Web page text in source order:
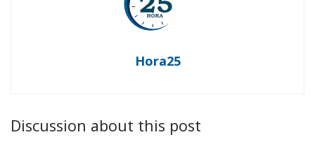
Hora25
Discussion about this post